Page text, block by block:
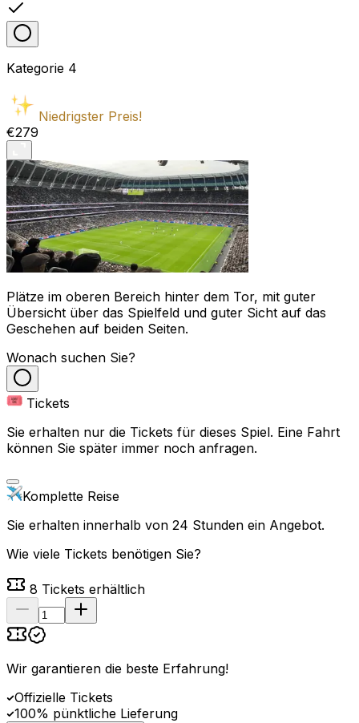
Kategorie 4
Niedrigster Preis!
€279
Plätze im oberen Bereich hinter dem Tor, mit guter
Übersicht über das Spielfeld und guter Sicht auf das
Geschehen auf beiden Seiten.
Wonach suchen Sie?
Tickets
Sie erhalten nur die Tickets für dieses Spiel. Eine Fahrt
können Sie später immer noch anfragen.
Komplette Reise
Sie erhalten innerhalb von 24 Stunden ein Angebot.
Wie viele Tickets benötigen Sie?
8 Tickets erhältlich
Wir garantieren die beste Erfahrung!
Offizielle Tickets
100% pünktliche Lieferung